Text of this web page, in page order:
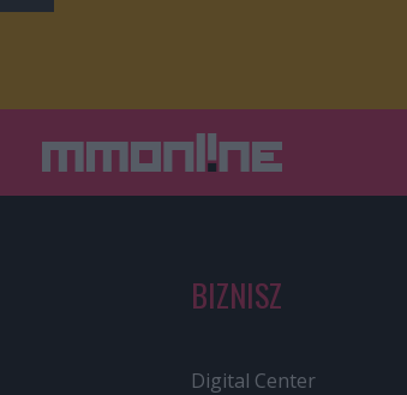
BIZNISZ
Digital Center